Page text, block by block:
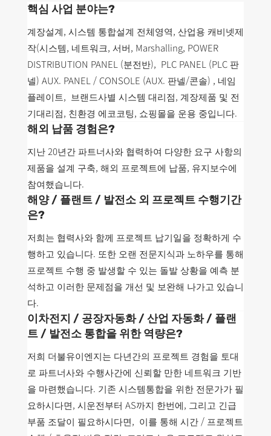
핵심 사업 분야는?
계장설계, 시스템 통합설계 전체영역, 산업용 캐비넷제
작(시스템, 네트워크, 서버, Marshalling, POWER
DISTRIBUTION PANEL (분전반), PLC PANEL (PLC 판
넬) AUX. PANEL / CONSOLE (AUX. 판넬/콘솔) , 네임
플레이트, 브랜드사별 시스템 대리점, 계장제품 및 전
기대리점, 친환경 에코코팅, 쇼핑몰을 운용 중입니다.
해외 납품 경험은?
지난 20년간 파트너사와 협력하여 다양한 요구 사항의
제품을 설계 구축, 해외 프로젝트에 납품, 유지보수에
참여했습니다.
해양 / 플랜트 / 발전소 외 프로젝트 수행기간
은?
저희는 협력사와 함께 프로젝트 납기일을 정확하게 수
행하고 있습니다. 또한 오랜 전문지식과 노하우를 통해
프로젝트 수행 중 발생할 수 있는 돌발 상황을 예측 분
석하고 이러한 문제점을 개선 및 보완해 나가고 있습니
다.
이차전지 / 공장자동화 / 산업 자동화 / 플랜
트 / 발전소 통합을 위한 역량은?
저희 더불유이엔지는 다년간의 프로젝트 경험을 토대
로 파트너사와 수행사간에 신뢰할 만한 네트워크 기반
을 마련했습니다. 기존 시스템통합을 위한 전문가가 필
요하시다면, 시운전부터 AS까지 한번에, 그리고 긴급
부품 조달이 필요하시다면, 이를 통해 시간 / 프로젝트